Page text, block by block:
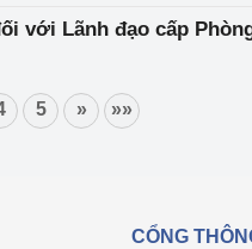
với Lãnh đạo cấp
5 » »»
CỔNG